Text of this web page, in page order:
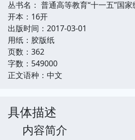
丛书名： 普通高等教育“十一五”国家
开本：16开
出版时间：2017-03-01
用纸：胶版纸
页数：362
字数：549000
正文语种：中文
具体描述
内容简介